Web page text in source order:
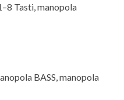
Tasti, manopola
BASS, manopola